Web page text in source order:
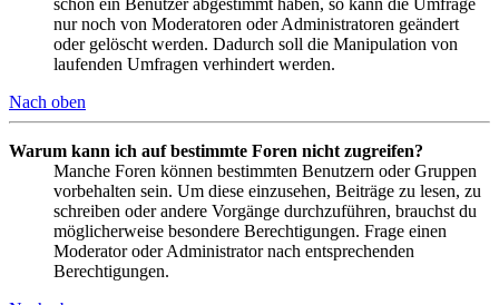
schon ein Benutzer abgestimmt haben, so kann die Umfrage
nur noch von Moderatoren oder Administratoren geändert
oder gelöscht werden. Dadurch soll die Manipulation von
laufenden Umfragen verhindert werden.
Nach oben
Warum kann ich auf bestimmte Foren nicht zugreifen?
Manche Foren können bestimmten Benutzern oder Gruppen
vorbehalten sein. Um diese einzusehen, Beiträge zu lesen, zu
schreiben oder andere Vorgänge durchzuführen, brauchst du
möglicherweise besondere Berechtigungen. Frage einen
Moderator oder Administrator nach entsprechenden
Berechtigungen.